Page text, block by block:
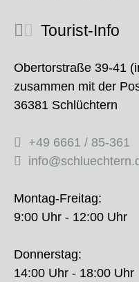
Tourist-Info
Obertorstraße 39-41
zusammen mit der
36381 Schlüchtern
+49 6661 / 85-361
Montag-Freitag:
9:00 Uhr - 12:00 Uhr
Donnerstag:
14:00 Uhr - 18:00 Uhr